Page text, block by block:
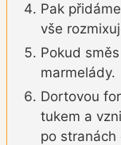
Pak
vše
Pokud
marmelády.
Dortovou
tukem a
po